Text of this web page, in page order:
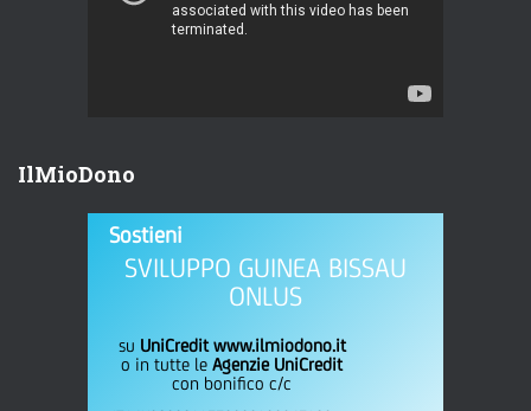
IlMioDono
Sostieni
SVILUPPO GUINEA BISSAU
ONLUS
su UniCredit www.ilmiodono.it
o in tutte le Agenzie UniCredit
con bonifico c/c